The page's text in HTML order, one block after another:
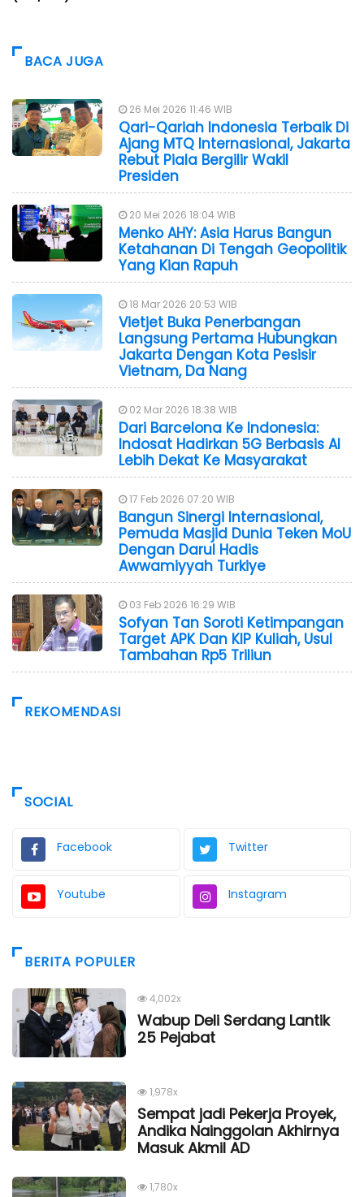
BACA JUGA
26 Mei 2026 11:46 WIB
Qari-Qariah Indonesia Terbaik Di
Ajang MTQ Internasional, Jakarta
Rebut Piala Bergilir Wakil
Presiden
20 Mei 2026 18:04 WIB
Menko AHY: Asia Harus Bangun
Ketahanan Di Tengah Geopolitik
Yang Kian Rapuh
18 Mar 2026 20:53 WIB
Vietjet Buka Penerbangan
Langsung Pertama Hubungkan
Jakarta Dengan Kota Pesisir
Vietnam, Da Nang
02 Mar 2026 18:38 WIB
Dari Barcelona Ke Indonesia:
Indosat Hadirkan 5G Berbasis AI
Lebih Dekat Ke Masyarakat
17 Feb 2026 07:20 WIB
Bangun Sinergi Internasional,
Pemuda Masjid Dunia Teken MoU
Dengan Darul Hadis
Awwamiyyah Turkiye
03 Feb 2026 16:29 WIB
Sofyan Tan Soroti Ketimpangan
Target APK Dan KIP Kuliah, Usul
Tambahan Rp5 Triliun
REKOMENDASI
SOCIAL
Facebook Twitter
Youtube Instagram
BERITA POPULER
4,002x
Wabup Deli Serdang Lantik
25 Pejabat
1,978x
Sempat jadi Pekerja Proyek,
Andika Nainggolan Akhirnya
Masuk Akmil AD
1,780x